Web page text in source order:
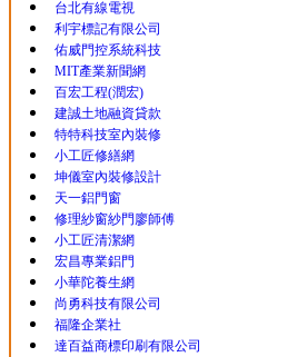
台北有線電視
利宇標記有限公司
佑威門控系統科技
MIT產業新聞網
百宏工程(潤宏)
建誠土地融資貸款
特特科技室內裝修
小工匠修繕網
坤儀室內裝修設計
天一鋁門窗
修理紗窗紗門廖師傅
小工匠清潔網
宏昌專業鋁門
小華陀養生網
尚勇科技有限公司
福隆企業社
達百益商標印刷有限公司